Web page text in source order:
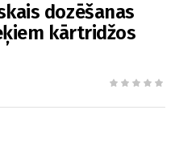
dozēšanas
kārtridžos